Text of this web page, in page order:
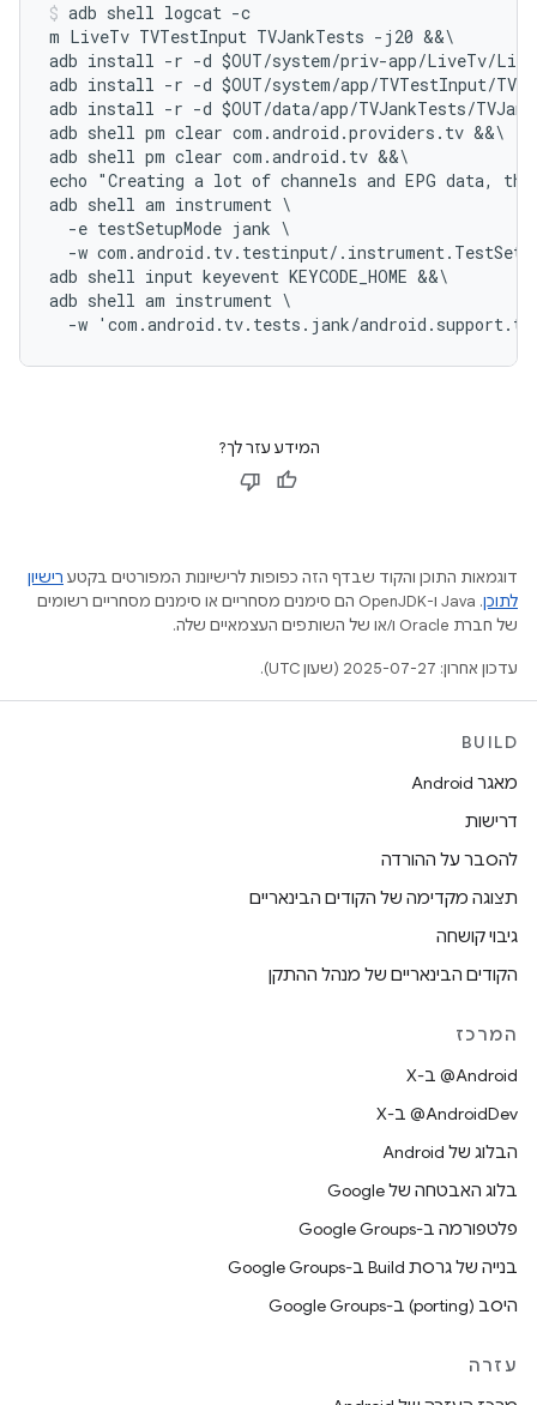
adb shell logcat -c
m LiveTv TVTestInput TVJankTests -j20 &&\
adb install -r -d $OUT/system/priv-app/LiveTv/
adb install -r -d $OUT/system/app/TVTestInput/
adb install -r -d $OUT/data/app/TVJankTests/
adb shell pm clear com.android.providers.tv &&\
adb shell pm clear com.android.tv &&\
echo "Creating a lot of channels and EPG data,
adb shell am instrument \
  -e testSetupMode jank \
-w com.android.tv.testinput/
adb shell input keyevent KEYCODE_HOME &&\
adb shell am instrument \
המידע עזר לך?
דוגמאות התוכן והקוד שבדף הזה כפופות לרישיונות המפורטים בקטע רישיון
לתוכן
.‏ Java ו-OpenJDK הם סימנים מסחריים או סימנים מסחריים רשומים
של חברת Oracle ו/או של השותפים העצמאיים שלה.
עדכון אחרון: 2025-07-27 (שעון UTC).
BUILD
מאגר Android
דרישות
להסבר על ההורדה
תצוגה מקדימה של הקודים הבינאריים
גיבוי קושחה
הקודים הבינאריים של מנהל ההתקן
המרכז
‫‎@Android ב-X
‫‎@AndroidDev ב-X
הבלוג של Android
בלוג האבטחה של Google
פלטפורמה ב-Google Groups
בנייה של גרסת Build ב-Google Groups
היסב (porting) ב-Google Groups
עזרה